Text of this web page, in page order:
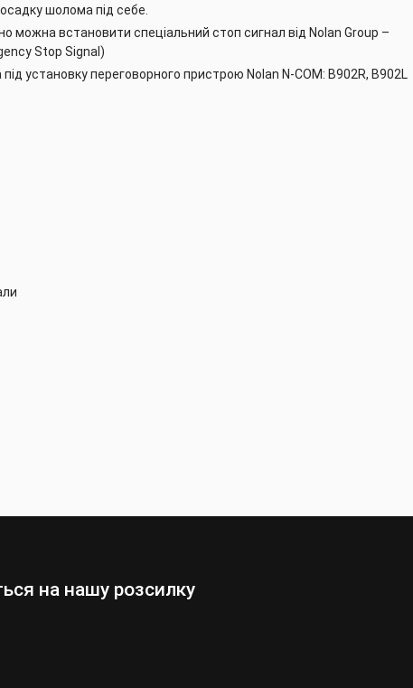
шолома під себе.
можна встановити спеціальний стоп сигнал від Nolan Group –
Stop Signal)
під установку переговорного пристрою Nolan N-COM: B902R, B902L
на нашу розсилку